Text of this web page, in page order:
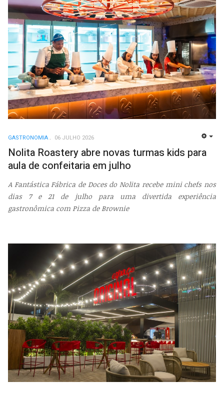
GASTRONOMIA 06 JULHO 2026
Nolita Roastery abre novas turmas kids para
aula de confeitaria em julho
A Fantástica Fábrica de Doces do Nolita recebe mini chefs nos
dias 7 e 21 de julho para uma divertida experiência
gastronômica com Pizza de Brownie